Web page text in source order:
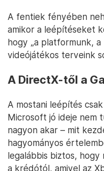
A fentiek fényében
amikor a leépítéseket
hogy „a platformunk,
videójátékos terveink
A DirectX-től a
A mostani leépítés
Microsoft jó ideje nem
nagyon akar – mit
hagyományos
legalábbis biztos,
a krédótól, amivel az